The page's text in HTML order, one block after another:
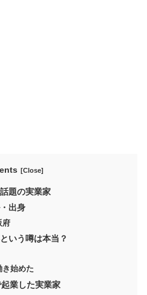
題の実業家
出身
府
いう噂は本当？
き始めた
業した実業家